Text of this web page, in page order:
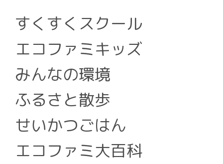
すくすくスクール
エコファミキッズ
みんなの環境
ふるさと散歩
せいかつごはん
エコファミ大百科